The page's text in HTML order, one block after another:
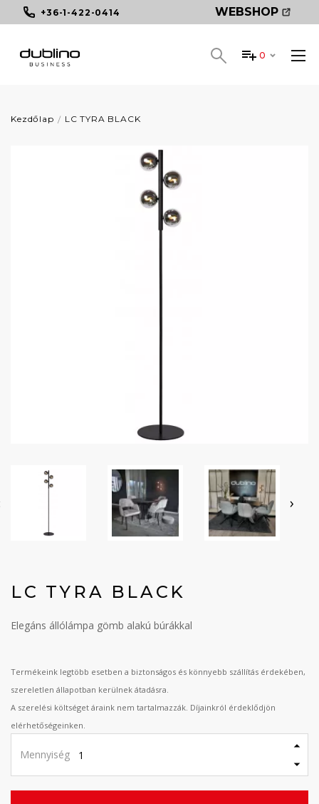
+36-1-422-0414 WEBSHOP
0
Kezdőlap LC TYRA BLACK
›
LC TYRA BLACK
Elegáns állólámpa gömb alakú búrákkal
Termékeink legtöbb esetben a biztonságos és könnyebb szállítás érdekében,
szereletlen állapotban kerülnek átadásra.
A szerelési költséget áraink nem tartalmazzák. Díjainkról érdeklődjön
elérhetőségeinken.
Mennyiség